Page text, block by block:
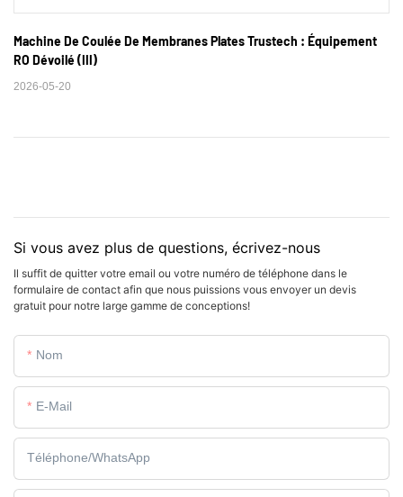
Machine De Coulée De Membranes Plates Trustech : Équipement
RO Dévoilé (III)
2026-05-20
Si vous avez plus de questions, écrivez-nous
Il suffit de quitter votre email ou votre numéro de téléphone dans le
formulaire de contact afin que nous puissions vous envoyer un devis
gratuit pour notre large gamme de conceptions!
Nom
E-Mail
Téléphone/WhatsApp